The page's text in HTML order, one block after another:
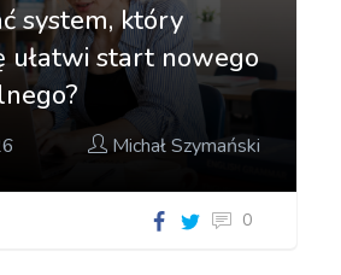
system, który
ułatwi start nowego
Michał Szymański
0